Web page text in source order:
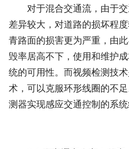
对于混合交通流，由于交
差异较大，对道路的损坏程
青路面的损害更为严重，由
毁率居高不下，使用和维护
统的可用性。而视频检测技
术，可以克服环形线圈的不
测器实现感应交通控制的系统